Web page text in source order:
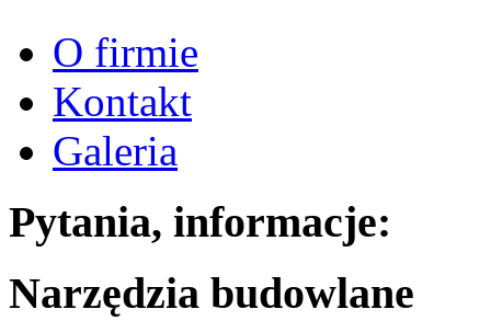
O firmie
Kontakt
Galeria
Pytania, informacje:
Narzędzia budowlane